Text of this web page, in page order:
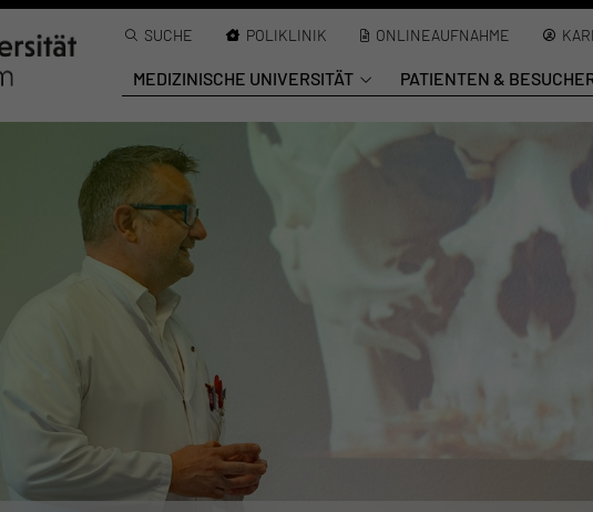
SUCHE POLIKLINIK ONLINEAUFNAHME
MEDIZINISCHE UNIVERSITÄT PATIENTEN &